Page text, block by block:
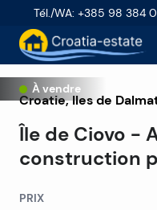
Tél./WA: +385 98 384
À vendre
Croatie,Iles de
Île de Ciovo -
construction
PRIX